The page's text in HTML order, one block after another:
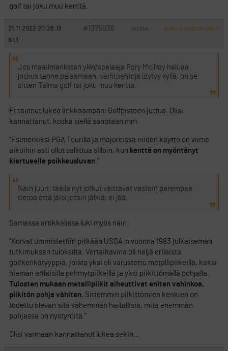
golf tai joku muu kenttä.
21.11.2022 20:28:13 #1375036 VASTAA ILMOITA ASIATON VIESTI
KL1
Jos maailmanlistan ykköspelaaja Rory Mcllroy haluaa
joskus tänne pelaamaan, vaihtoehtoja löytyy kyllä, on se
sitten Talma golf tai joku muu kenttä.
Et tainnut lukea linkkaamaani Golfpisteen juttua. Olisi
kannattanut, koska siellä sanotaan mm.
”Esimerkiksi PGA Tourilla ja majoreissa niiden käyttö on viime
aikoihin asti ollut sallittua silloin, kun kenttä on myöntänyt
kiertueelle poikkeusluvan.”
Näin juuri, täällä nyt jotkut väittävät vastoin parempaa
tietoa että jäisi jotain jälkiä, ei jää.
Samassa artikkelissa luki myös näin:
”Korvat ummistettiin pitkään USGA:n vuonna 1983 julkaiseman
tutkimuksen tuloksilta. Vertailtavina oli neljä erilaista
golfkenkätyyppiä, joista yksi oli varustettu metallipiikeillä, kaksi
hieman erilaisilla pehmytpiikeillä ja yksi piikittömällä pohjalla.
Tulosten mukaan metallipiikit aiheuttivat eniten vahinkoa,
piikitön pohja vähiten. Sittemmin piikittömien kenkien on
todettu olevan sitä vähemmän haitallisia, mitä enemmän
pohjassa on nystyröitä.”
Olisi varmaan kannattanut lukea sekin…